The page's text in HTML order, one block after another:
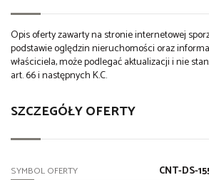
Opis oferty zawarty na stronie internetowej
podstawie oględzin nieruchomości oraz
właściciela, może podlegać aktualizacji i nie
art. 66 i następnych K.C.
SZCZEGÓŁY OFERTY
SYMBOL OFERTY CNT-DS-